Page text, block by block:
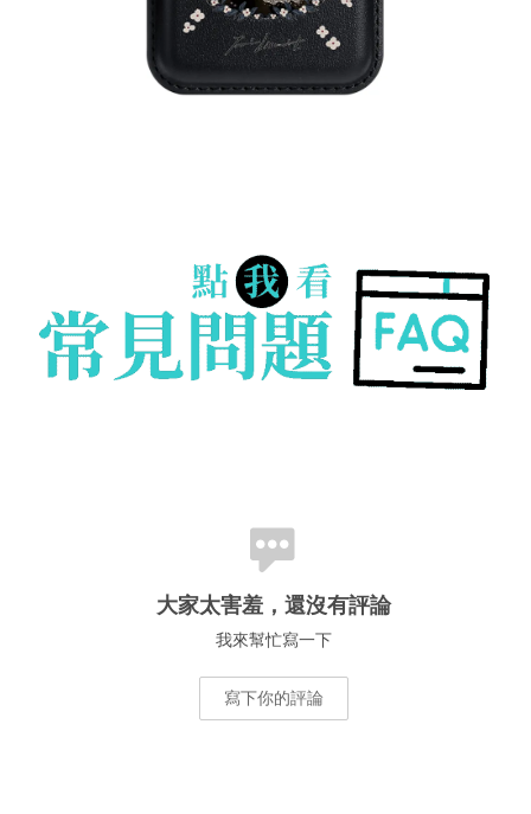
大家太害羞，還沒有評論
我來幫忙寫一下
寫下你的評論